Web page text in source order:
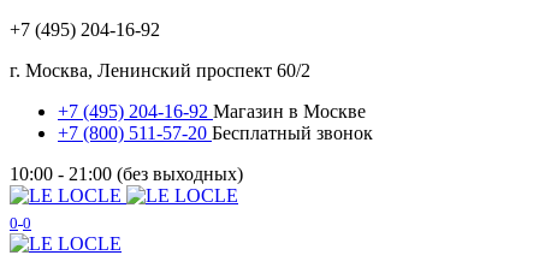
+7 (495) 204-16-92
г. Москва, Ленинский проспект 60/2
+7 (495) 204-16-92 Магазин в Москве
+7 (800) 511-57-20 Бесплатный звонок
10:00 - 21:00 (без выходных)
0 0